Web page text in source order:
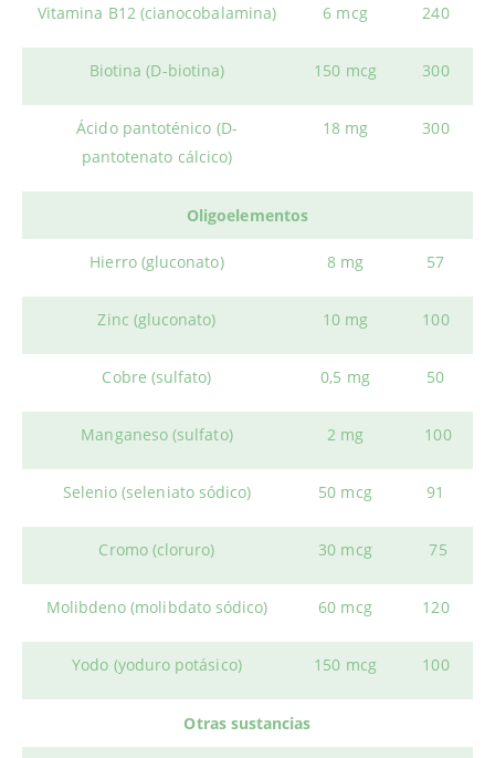
Vitamina B12 (cianocobalamina) 6 mcg 240
Biotina (D-biotina) 150 mcg 300
Ácido pantoténico (D-
pantotenato cálcico)
18 mg 300
Oligoelementos
Hierro (gluconato) 8 mg 57
Zinc (gluconato) 10 mg 100
Cobre (sulfato) 0,5 mg 50
Manganeso (sulfato) 2 mg 100
Selenio (seleniato sódico) 50 mcg 91
Cromo (cloruro) 30 mcg 75
Molibdeno (molibdato sódico) 60 mcg 120
Yodo (yoduro potásico) 150 mcg 100
Otras sustancias